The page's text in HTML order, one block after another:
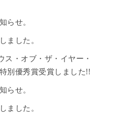
らせ。
ました。
ス・オブ・ザ・イヤー・
別優秀賞受賞しました!!
らせ。
ました。